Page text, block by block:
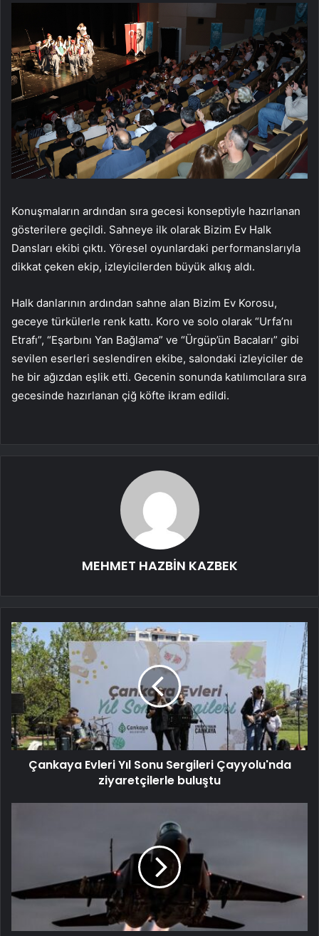
Konuşmaların ardından sıra gecesi konseptiyle hazırlanan
gösterilere geçildi. Sahneye ilk olarak Bizim Ev Halk
Dansları ekibi çıktı. Yöresel oyunlardaki performanslarıyla
dikkat çeken ekip, izleyicilerden büyük alkış aldı.
Halk danlarının ardından sahne alan Bizim Ev Korosu,
geceye türkülerle renk kattı. Koro ve solo olarak “Urfa’nı
Etrafı”, “Eşarbını Yan Bağlama” ve “Ürgüp’ün Bacaları” gibi
sevilen eserleri seslendiren ekibe, salondaki izleyiciler de
he bir ağızdan eşlik etti. Gecenin sonunda katılımcılara sıra
gecesinde hazırlanan çiğ köfte ikram edildi.
MEHMET HAZBİN KAZBEK
Çankaya Evleri Yıl Sonu Sergileri Çayyolu'nda
ziyaretçilerle buluştu